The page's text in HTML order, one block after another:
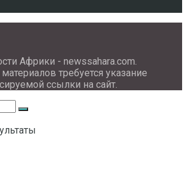
Африки - newssahara.com.
требуется указание
ссылки на сайт.